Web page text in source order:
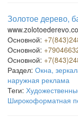
Золотое дерево,
Основной:
Основной:
Основной:
Раздел: Окна,
наружная реклама
Теги:
Широкоформатная